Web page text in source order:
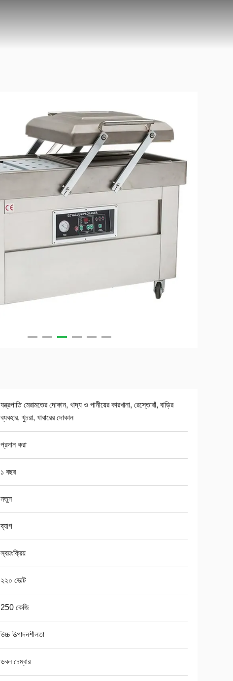
যন্ত্রপাতি মেরামতের দোকান, খাদ্য ও পানীয়ের কারখানা, রেস্তোরাঁ, বাড়ির
ব্যবহার, খুচরা, খাবারের দোকান
প্রদান করা
১ বছর
নতুন
ব্যাগ
স্বয়ংক্রিয়
২২০ ভোল্ট
250 কেজি
উচ্চ উত্পাদনশীলতা
ডবল চেম্বার